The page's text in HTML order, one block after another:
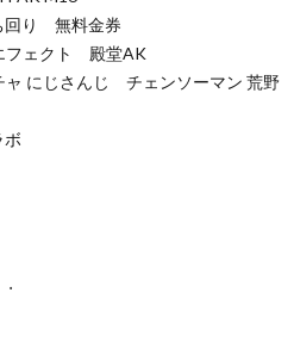
り 無料金券
ェクト 殿堂AK
にじさんじ チェンソーマン 荒野